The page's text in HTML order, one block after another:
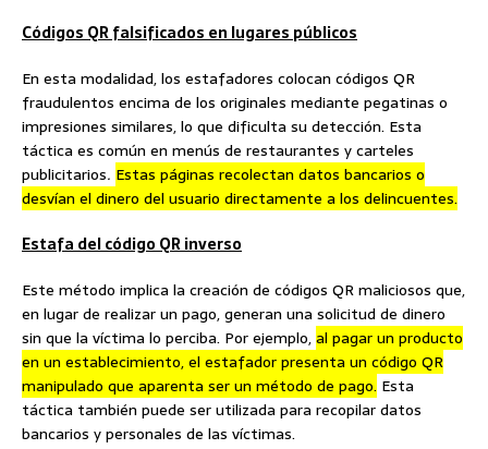
Códigos QR falsificados en lugares públicos
En esta modalidad, los estafadores colocan códigos QR
fraudulentos encima de los originales mediante pegatinas o
impresiones similares, lo que dificulta su detección. Esta
táctica es común en menús de restaurantes y carteles
publicitarios. Estas páginas recolectan datos bancarios o
desvían el dinero del usuario directamente a los delincuentes.
Estafa del código QR inverso
Este método implica la creación de códigos QR maliciosos que,
en lugar de realizar un pago, generan una solicitud de dinero
sin que la víctima lo perciba. Por ejemplo,al pagar un producto
en un establecimiento, el estafador presenta un código QR
manipulado que aparenta ser un método de pago. Esta
táctica también puede ser utilizada para recopilar datos
bancarios y personales de las víctimas.